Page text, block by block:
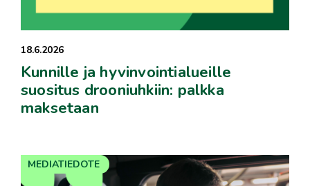
18.6.2026
Kunnille ja hyvinvointialueille
suositus drooniuhkiin: palkka
maksetaan
MEDIATIEDOTE